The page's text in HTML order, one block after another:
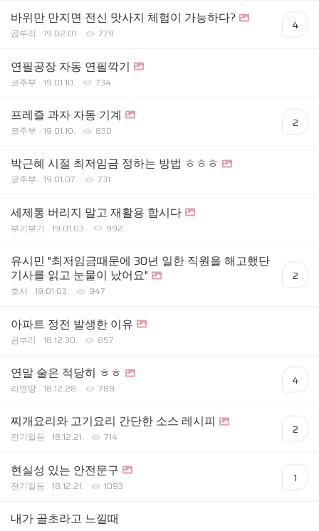
바위만 만지면 전신 맛사지 체험이 가능하다?
곰부리 19.02.01. 779
4
연필공장 자동 연필깍기
코주부 19.01.10. 734
프레즐 과자 자동 기계
코주부 19.01.10. 830
2
박근혜 시절 최저임금 정하는 방법 ㅎㅎㅎ
코주부 19.01.07. 731
세제통 버리지 말고 재활용 합시다
부기부기 19.01.03. 992
유시민 "최저임금때문에 30년 일한 직원을 해고했단
기사를 읽고 눈물이 났어요"
호샤 19.01.03. 947
2
아파트 정전 발생한 이유
곰부리 18.12.30. 857
연말 술은 적당히 ㅎㅎ
라면땅 18.12.28. 788
4
찌개요리와 고기요리 간단한 소스 레시피
전기일등 18.12.21. 714
2
현실성 있는 안전문구
전기일등 18.12.21. 1093
1
내가 골초라고 느낄때